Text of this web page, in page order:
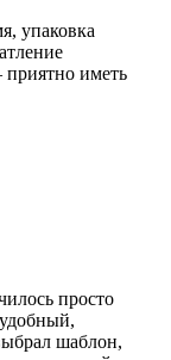
упаковка
приятно иметь
просто
шаблон,